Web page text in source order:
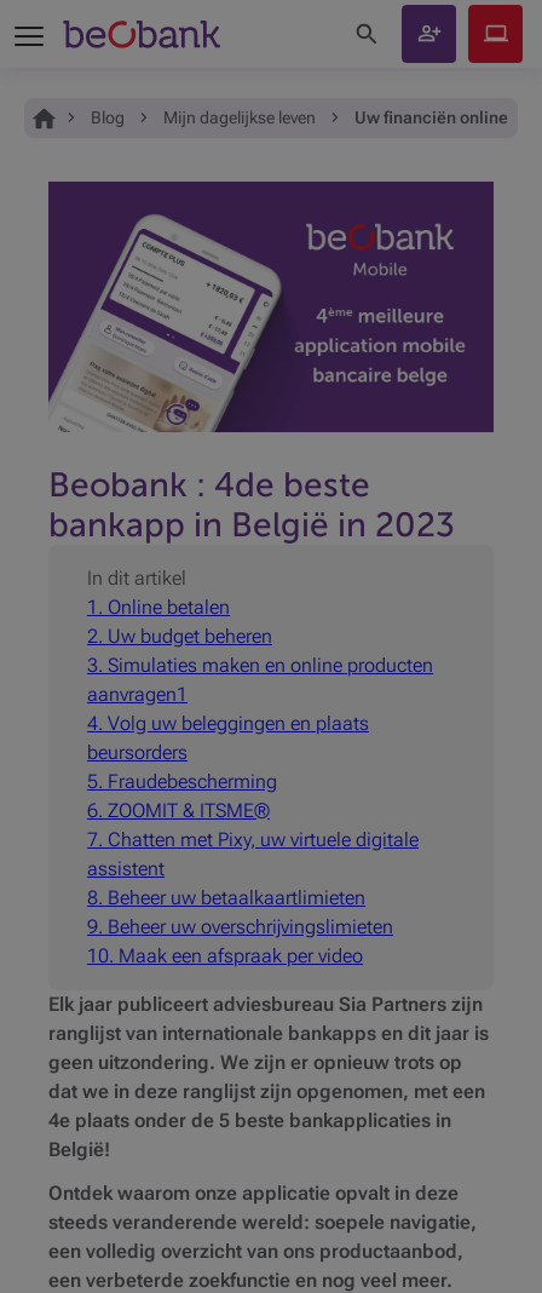
Je bent hier:
Home Blog Mijn dagelijkse leven Uw financiën online
Beobank : 4de beste
bankapp in België in 2023
In dit artikel
1. Online betalen
2. Uw budget beheren
3. Simulaties maken en online producten
aanvragen1
4. Volg uw beleggingen en plaats
beursorders
5. Fraudebescherming
6. ZOOMIT & ITSME®
7. Chatten met Pixy, uw virtuele digitale
assistent
8. Beheer uw betaalkaartlimieten
9. Beheer uw overschrijvingslimieten
10. Maak een afspraak per video
Elk jaar publiceert adviesbureau Sia Partners zijn
ranglijst van internationale bankapps en dit jaar is
geen uitzondering. We zijn er opnieuw trots op
dat we in deze ranglijst zijn opgenomen, met een
4e plaats onder de 5 beste bankapplicaties in
België!
Ontdek waarom onze applicatie opvalt in deze
steeds veranderende wereld: soepele navigatie,
een volledig overzicht van ons productaanbod,
een verbeterde zoekfunctie en nog veel meer.